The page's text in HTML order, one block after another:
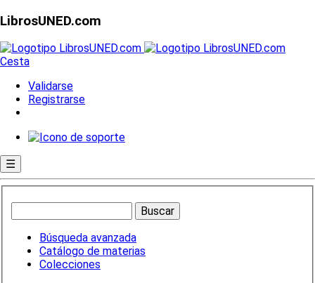
LibrosUNED.com
Cesta
Validarse
Registrarse
☰
Búsqueda avanzada
Catálogo de materias
Colecciones